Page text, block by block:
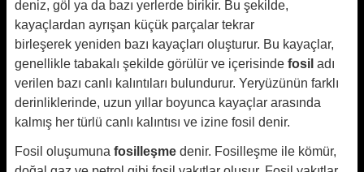
deniz, göl ya da bazı yerlerde birikir. Bu şekilde,
kayaçlardan ayrışan küçük parçalar tekrar
birleşerek yeniden bazı kayaçları oluşturur. Bu kayaçlar,
genellikle tabakalı şekilde görülür ve içerisinde fosil adı
verilen bazı canlı kalıntıları bulundurur. Yeryüzünün farklı
derinliklerinde, uzun yıllar boyunca kayaçlar arasında
kalmış her türlü canlı kalıntısı ve izine fosil denir.
Fosil oluşumuna fosilleşme denir. Fosilleşme ile kömür,